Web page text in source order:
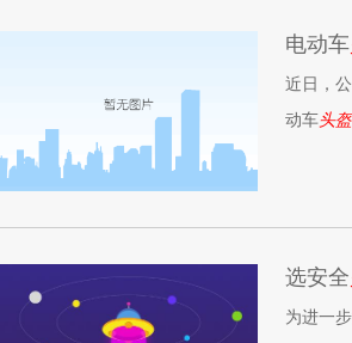
电动车
近日，
动车头
选安全
为进一